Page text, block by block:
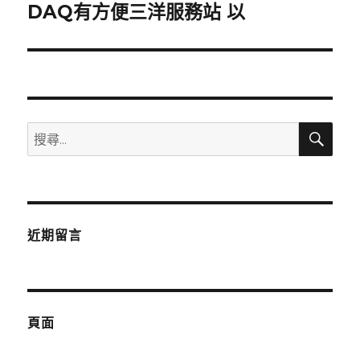
一
文
DAQ有方便三洋服務站 以
搜
尋
鍵
搜
近期留言
頁面